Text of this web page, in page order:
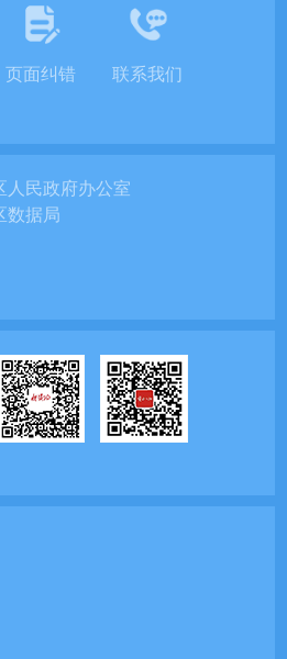
页面纠错 联系我们
人民政府办公室
数据局